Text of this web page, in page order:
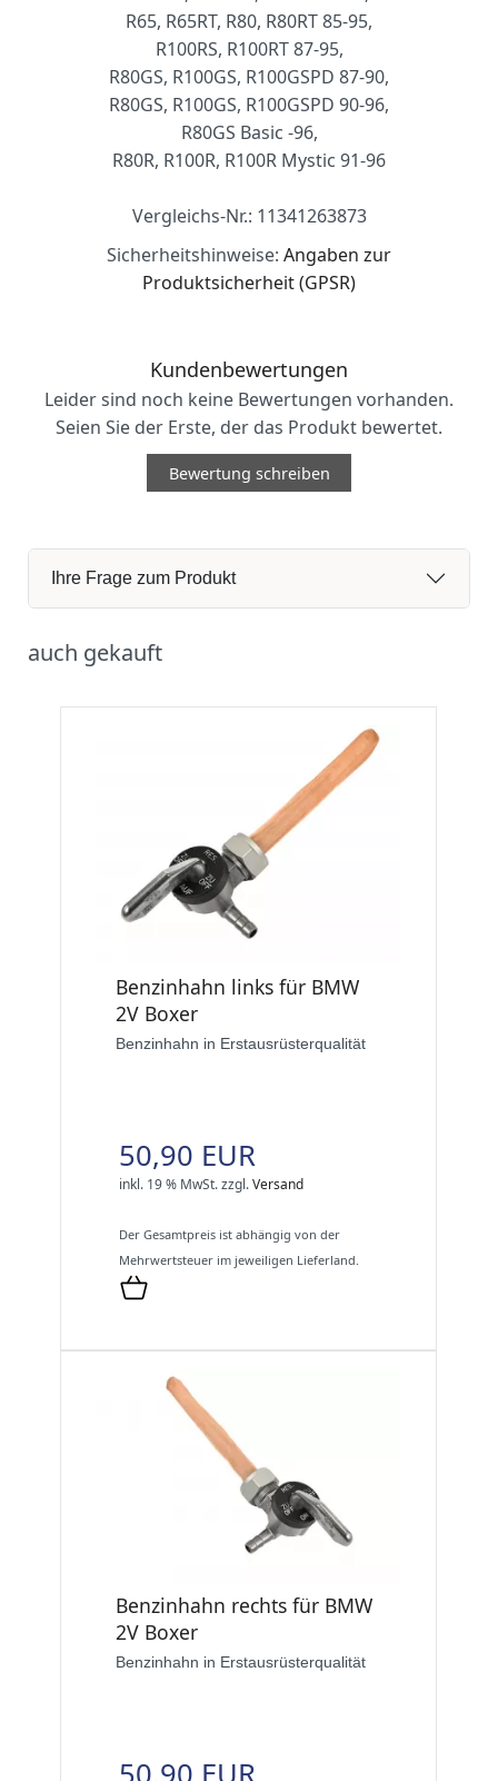
R65, R65RT, R80, R80RT 85-95,
R100RS, R100RT 87-95,
R80GS, R100GS, R100GSPD 87-90,
R80GS, R100GS, R100GSPD 90-96,
R80GS Basic -96,
R80R, R100R, R100R Mystic 91-96
Vergleichs-Nr.: 11341263873
Sicherheitshinweise: Angaben zur
Produktsicherheit (GPSR)
Kundenbewertungen
Leider sind noch keine Bewertungen vorhanden.
Seien Sie der Erste, der das Produkt bewertet.
Bewertung schreiben
Ihre Frage zum Produkt
auch gekauft
Benzinhahn links für BMW
2V Boxer
Benzinhahn in Erstausrüsterqualität
50,90 EUR
inkl. 19 % MwSt.zzgl.Versand
Der Gesamtpreis ist abhängig von der
Mehrwertsteuer im jeweiligen Lieferland.
Benzinhahn rechts für BMW
2V Boxer
Benzinhahn in Erstausrüsterqualität